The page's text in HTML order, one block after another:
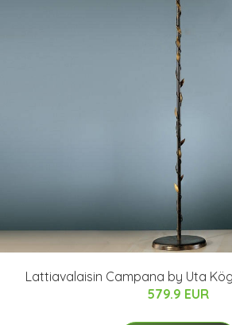
Lattiavalaisin Campana by Uta
579.9 EUR